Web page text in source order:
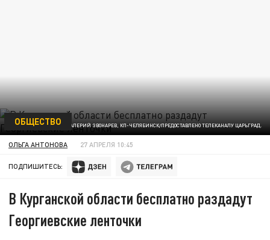
ФОТО: ВАЛЕРИЙ ЗВОНАРЕВ, КП-ЧЕЛЯБИНСК/ПРЕДОСТАВЛЕНО ТЕЛЕКАНАЛУ ЦАРЬГРАД.
ОБЩЕСТВО
ОЛЬГА АНТОНОВА 27 АПРЕЛЯ 10:45
ПОДПИШИТЕСЬ:
В Курганской области бесплатно раздадут
Георгиевские ленточки